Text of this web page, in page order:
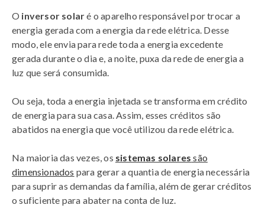
O inversor solaré o aparelho responsável por trocar a
energia gerada com a energia da rede elétrica. Desse
modo, ele envia para rede toda a energia excedente
gerada durante o dia e, a noite, puxa da rede de energia a
luz que será consumida.
Ou seja, toda a energia injetada se transforma em crédito
de energia para sua casa. Assim, esses créditos são
abatidos na energia que você utilizou da rede elétrica.
Na maioria das vezes, os sistemas solares são
dimensionados para gerar a quantia de energia necessária
para suprir as demandas da família, além de gerar créditos
o suficiente para abater na conta de luz.